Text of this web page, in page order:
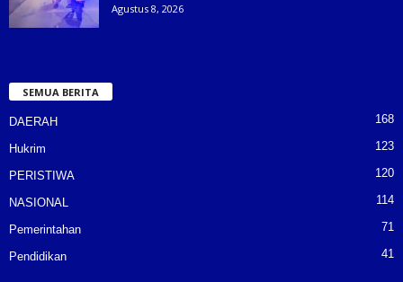
Agustus 8, 2026
SEMUA BERITA
DAERAH 168
Hukrim 123
PERISTIWA 120
NASIONAL 114
Pemerintahan 71
Pendidikan 41